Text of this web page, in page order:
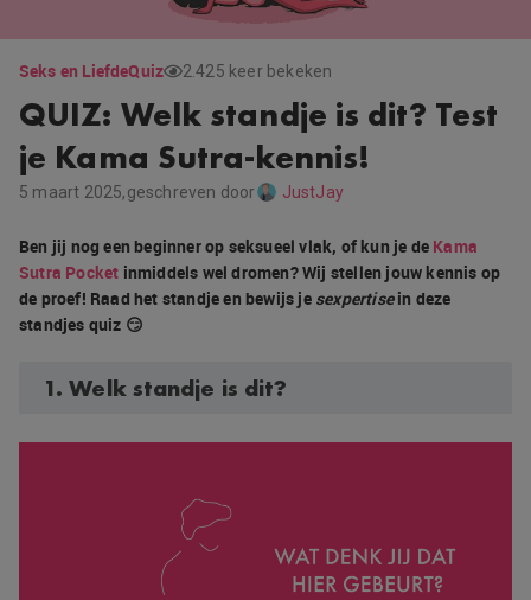
Seks en LiefdeQuiz 2.425 keer bekeken
QUIZ: Welk standje is dit? Test
je Kama Sutra-kennis!
5 maart 2025,geschreven door JustJay
Ben jij nog een beginner op seksueel vlak, of kun je de Kama
Sutra Pocket inmiddels wel dromen? Wij stellen jouw kennis op
de proef! Raad het standje en bewijs je sexpertisein deze
standjes quiz 😏
1. Welk standje is dit?